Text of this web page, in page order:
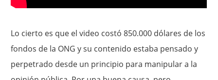
Lo cierto es que el video costó 850.000 dólares de los
fondos de la ONG y su contenido estaba pensado y
perpetrado desde un principio para manipular a la